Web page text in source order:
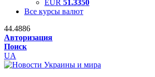
EUR 51.3350
Все курсы валют
44.4886
Авторизация
Поиск
UA